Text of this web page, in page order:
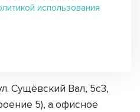
техники в
Сущёвский Вал, 5с3,
5), а офисное
использования